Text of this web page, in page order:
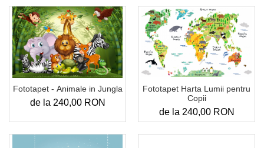
Fototapet - Animale in Jungla
de la 240,00 RON
Fototapet Harta Lumii pentru
Copii
de la 240,00 RON